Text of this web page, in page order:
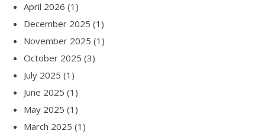
April 2026 (1)
December 2025 (1)
November 2025 (1)
October 2025 (3)
July 2025 (1)
June 2025 (1)
May 2025 (1)
March 2025 (1)